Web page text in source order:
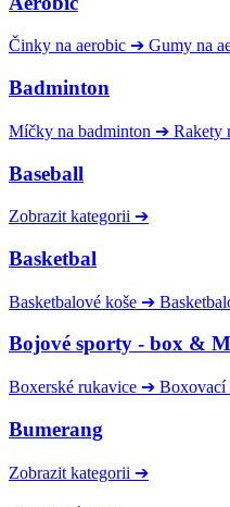
Činky na aerobic ➔ Gumy na
Badminton
Míčky na badminton ➔ Rakety
Baseball
Zobrazit kategorii ➔
Basketbal
Basketbalové koše ➔
Bojové sporty - box &
Boxerské rukavice ➔ Boxovací
Bumerang
Zobrazit kategorii ➔